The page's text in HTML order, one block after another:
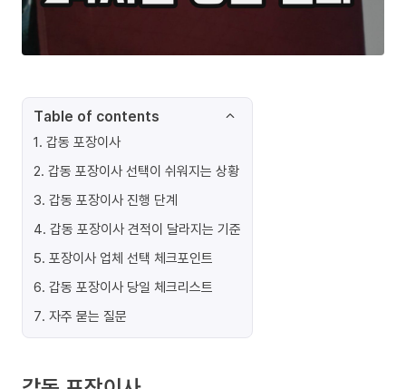
Table of contents
1. 갑동 포장이사
2. 갑동 포장이사 선택이 쉬워지는 상황
3. 갑동 포장이사 진행 단계
4. 갑동 포장이사 견적이 달라지는 기준
5. 포장이사 업체 선택 체크포인트
6. 갑동 포장이사 당일 체크리스트
7. 자주 묻는 질문